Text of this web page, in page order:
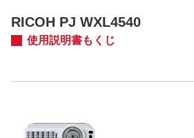
RICOH PJ WXL4540
使用説明書もくじ